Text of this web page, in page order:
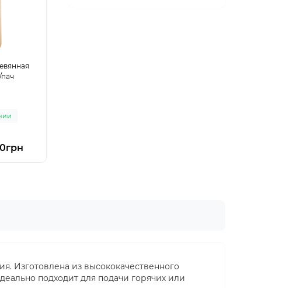
Изготовлена из высококачественного
подходит для подачи горячих или